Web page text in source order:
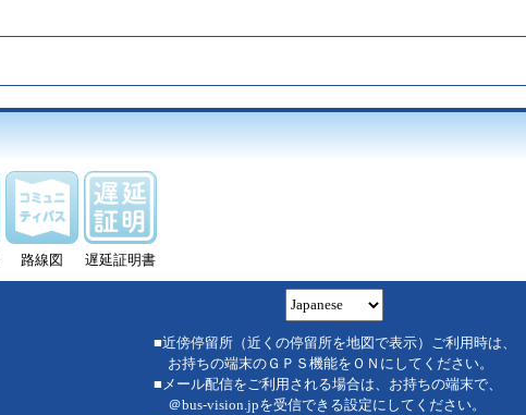
路線図 遅延証明書
■近傍停留所（近くの停留所を地図で表示）ご利用時は、
お持ちの端末のＧＰＳ機能をＯＮにしてください。
■メール配信をご利用される場合は、お持ちの端末で、
＠bus-vision.jpを受信できる設定にしてください。